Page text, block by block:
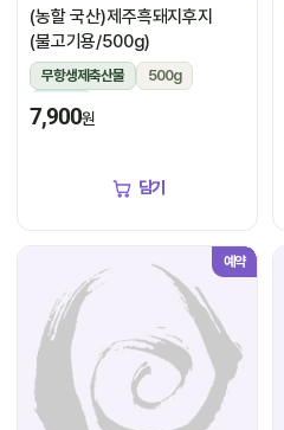
(농할 국산)제주흑돼지후지
(불고기용/500g)
무항생제축산물
500g
7,900원
담기
예약